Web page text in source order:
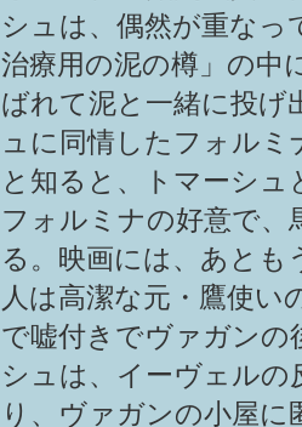
シュは、偶然が重なっ
治療用の泥の樽」の中
ばれて泥と一緒に投げ
ュに同情したフォル
と知ると、トマーシ
フォルミナの好意で
る。映画には、あとも
人は高潔な元・鷹使い
で嘘付きでヴァガンの
シュは、イーヴェルの
り、ヴァガンの小屋